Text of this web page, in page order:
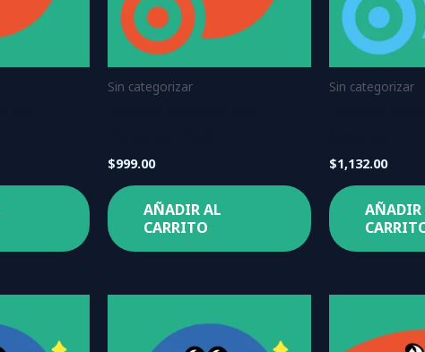
Sin categorizar
$999.00
AÑADIR AL
CARRITO
Sin categorizar
$1,132.00
AÑADIR